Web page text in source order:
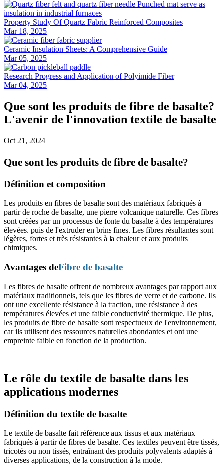
Property Study Of Quartz Fabric Reinforced Composites
Mar 18, 2025
Ceramic Insulation Sheets: A Comprehensive Guide
Mar 05, 2025
Research Progress and Application of Polyimide Fiber
Mar 04, 2025
Que sont les produits de fibre de basalte?
L'avenir de l'innovation textile de basalte
Oct 21, 2024
Que sont les produits de fibre de basalte?
Définition et composition
Les produits en fibres de basalte sont des matériaux fabriqués à
partir de roche de basalte, une pierre volcanique naturelle. Ces fibres
sont créées par un processus de fonte du basalte à des températures
élevées, puis de l'extruder en brins fines. Les fibres résultantes sont
légères, fortes et très résistantes à la chaleur et aux produits
chimiques.
Avantages deFibre de basalte
Les fibres de basalte offrent de nombreux avantages par rapport aux
matériaux traditionnels, tels que les fibres de verre et de carbone. Ils
ont une excellente résistance à la traction, une résistance à des
températures élevées et une faible conductivité thermique. De plus,
les produits de fibre de basalte sont respectueux de l'environnement,
car ils utilisent des ressources naturelles abondantes et ont une
empreinte faible en fonction de la production.
Le rôle du textile de basalte dans les
applications modernes
Définition du textile de basalte
Le textile de basalte fait référence aux tissus et aux matériaux
fabriqués à partir de fibres de basalte. Ces textiles peuvent être tissés,
tricotés ou non tissés, entraînant des produits polyvalents adaptés à
diverses applications, de la construction à la mode.